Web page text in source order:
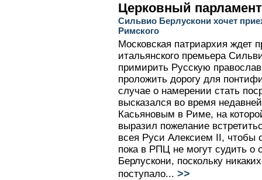
Церковный
Сильвио Берлускони хочет
Римского
Московская патриархия ждет
итальянского премьера
примирить Русскую
проложить дорогу для
случае о намерении стать
высказался во время
Касьяновым в Риме, на
выразил пожелание
всея Руси Алексием II, чтобы
пока в РПЦ не могут судить о
Берлускони, поскольку
поступало... >>